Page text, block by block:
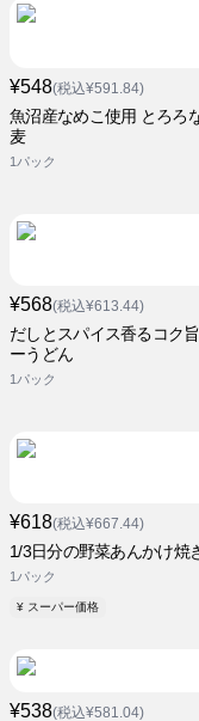
¥548(税込¥591.84)
魚沼産なめこ使用 とろろ
麦
1パック
¥568(税込¥613.44)
だしとスパイス香るコク
ーうどん
1パック
¥618(税込¥667.44)
1/3日分の野菜あんかけ焼
1パック
¥ スーパー価格
¥538(税込¥581.04)